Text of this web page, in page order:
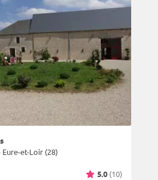
Eure-et-Loir (28)
5.0 (10)